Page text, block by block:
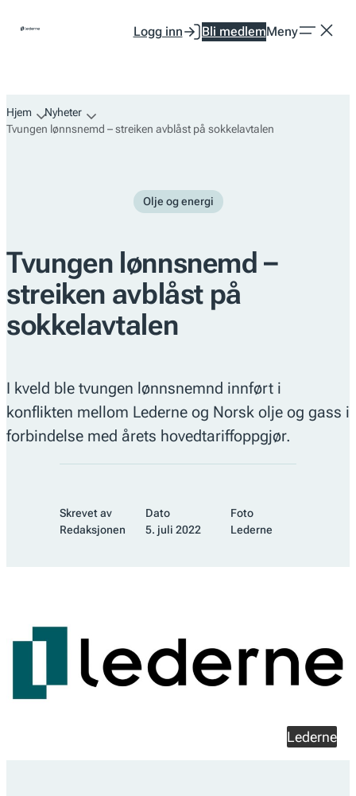
Logg inn Bli medlemMeny
Hjem
Nyheter
Tvungen lønnsnemd – streiken avblåst på sokkelavtalen
Olje og energi
Tvungen lønnsnemd –
streiken avblåst på
sokkelavtalen
I kveld ble tvungen lønnsnemnd innført i
konflikten mellom Lederne og Norsk olje og gass i
forbindelse med årets hovedtariffoppgjør.
Skrevet av
Redaksjonen
Dato
5. juli 2022
Foto
Lederne
Lederne